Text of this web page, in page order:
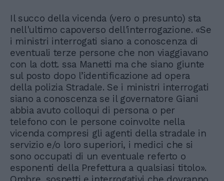
Il succo della vicenda (vero o presunto) sta
nell'ultimo capoverso dell'interrogazione. «Se
i ministri interrogati siano a conoscenza di
eventuali terze persone che non viaggiavano
con la dott. ssa Manetti ma che siano giunte
sul posto dopo l’identificazione ad opera
della polizia Stradale. Se i ministri interrogati
siano a conoscenza se il governatore Giani
abbia avuto colloqui di persona o per
telefono con le persone coinvolte nella
vicenda compresi gli agenti della stradale in
servizio e/o loro superiori, i medici che si
sono occupati di un eventuale referto o
esponenti della Prefettura a qualsiasi titolo».